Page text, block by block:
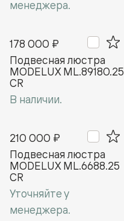
менеджера.
178 000 ₽
Подвесная люстра
MODELUX ML.89180.25
CR
В наличии.
210 000 ₽
Подвесная люстра
MODELUX ML.6688.25
CR
Уточняйте у
менеджера.